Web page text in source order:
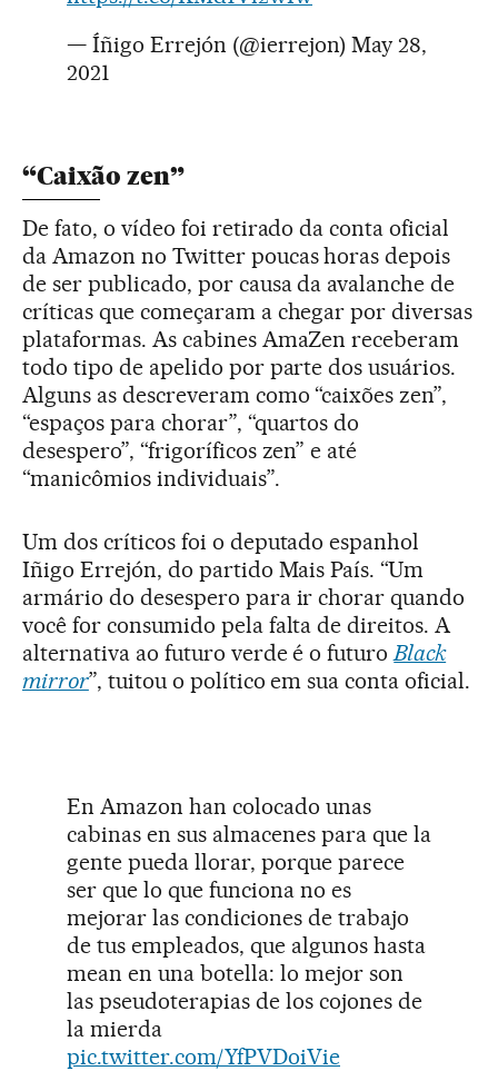
— Íñigo Errejón (@ierrejon) May 28,
2021
“Caixão zen”
De fato, o vídeo foi retirado da conta oficial
da Amazon no Twitter poucas horas depois
de ser publicado, por causa da avalanche de
críticas que começaram a chegar por diversas
plataformas. As cabines AmaZen receberam
todo tipo de apelido por parte dos usuários.
Alguns as descreveram como “caixões zen”,
“espaços para chorar”, “quartos do
desespero”, “frigoríficos zen” e até
“manicômios individuais”.
Um dos críticos foi o deputado espanhol
Iñigo Errejón, do partido Mais País. “Um
armário do desespero para ir chorar quando
você for consumido pela falta de direitos. A
alternativa ao futuro verde é o futuroBlack
mirror”, tuitou o político em sua conta oficial.
En Amazon han colocado unas
cabinas en sus almacenes para que la
gente pueda llorar, porque parece
ser que lo que funciona no es
mejorar las condiciones de trabajo
de tus empleados, que algunos hasta
mean en una botella: lo mejor son
las pseudoterapias de los cojones de
la mierda
pic.twitter.com/YfPVDoiVie